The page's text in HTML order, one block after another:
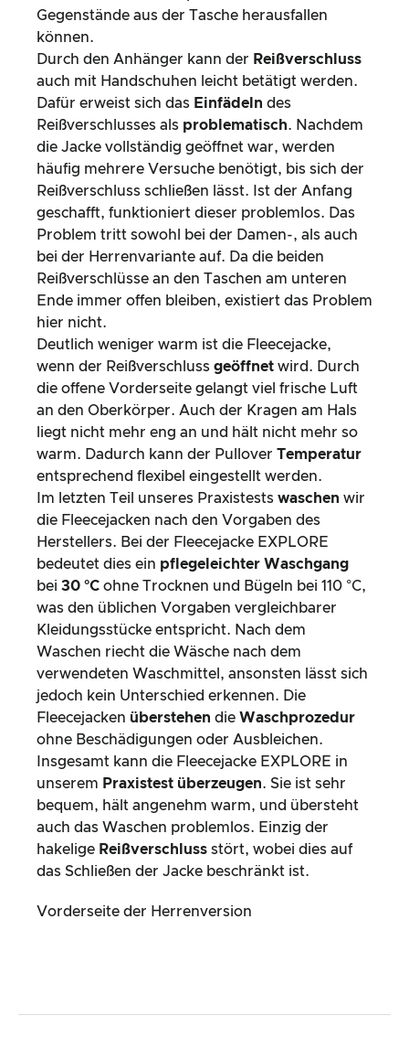
Gegenstände aus der Tasche herausfallen
können.
Durch den Anhänger kann der Reißverschluss
auch mit Handschuhen leicht betätigt werden.
Dafür erweist sich das Einfädeln des
Reißverschlusses als problematisch. Nachdem
die Jacke vollständig geöffnet war, werden
häufig mehrere Versuche benötigt, bis sich der
Reißverschluss schließen lässt. Ist der Anfang
geschafft, funktioniert dieser problemlos. Das
Problem tritt sowohl bei der Damen-, als auch
bei der Herrenvariante auf. Da die beiden
Reißverschlüsse an den Taschen am unteren
Ende immer offen bleiben, existiert das Problem
hier nicht.
Deutlich weniger warm ist die Fleecejacke,
wenn der Reißverschluss geöffnet wird. Durch
die offene Vorderseite gelangt viel frische Luft
an den Oberkörper. Auch der Kragen am Hals
liegt nicht mehr eng an und hält nicht mehr so
warm. Dadurch kann der Pullover Temperatur
entsprechend flexibel eingestellt werden.
Im letzten Teil unseres Praxistests waschen wir
die Fleecejacken nach den Vorgaben des
Herstellers. Bei der Fleecejacke EXPLORE
bedeutet dies ein pflegeleichter Waschgang
bei 30 °C ohne Trocknen und Bügeln bei 110 °C,
was den üblichen Vorgaben vergleichbarer
Kleidungsstücke entspricht. Nach dem
Waschen riecht die Wäsche nach dem
verwendeten Waschmittel, ansonsten lässt sich
jedoch kein Unterschied erkennen. Die
Fleecejacken überstehen die Waschprozedur
ohne Beschädigungen oder Ausbleichen.
Insgesamt kann die Fleecejacke EXPLORE in
unserem Praxistest überzeugen. Sie ist sehr
bequem, hält angenehm warm, und übersteht
auch das Waschen problemlos. Einzig der
hakelige Reißverschluss stört, wobei dies auf
das Schließen der Jacke beschränkt ist.
Vorderseite der Herrenversion